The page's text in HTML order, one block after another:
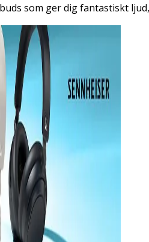
som ger dig fantastiskt